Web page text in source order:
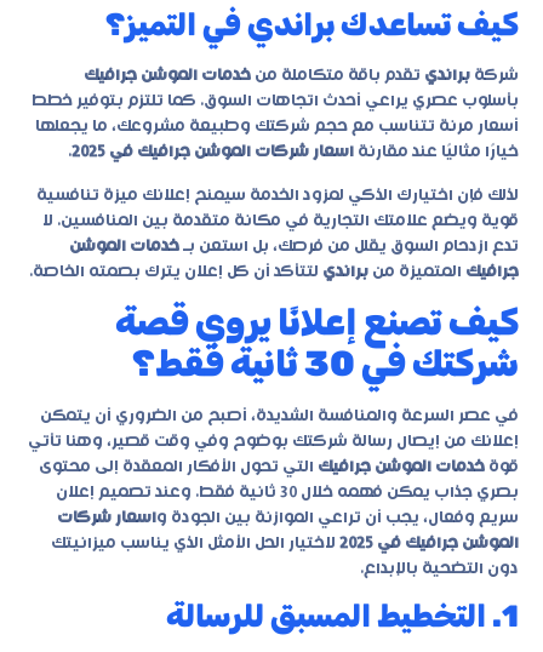
كيف تساعدك براندي في التميز؟
شركة براندي تقدم باقة متكاملة من خدمات الموشن جرافيك
بأسلوب عصري يراعي أحدث اتجاهات السوق. كما تلتزم بتوفير خطط
أسعار مرنة تتناسب مع حجم شركتك وطبيعة مشروعك، ما يجعلها
خيارًا مثاليًا عند مقارنة اسعار شركات الموشن جرافيك في 2025 .
لذلك فإن اختيارك الذكي لمزود الخدمة سيمنح إعلانك ميزة تنافسية
قوية ويضع علامتك التجارية في مكانة متقدمة بين المنافسين. لا
تدع ازدحام السوق يقلل من فرصك، بل استعن بـ خدمات الموشن
جرافيك المتميزة من براندي لتتأكد أن كل إعلان يترك بصمته الخاصة.
كيف تصنع إعلانًا يروي قصة
شركتك في 30 ثانية فقط؟
في عصر السرعة والمنافسة الشديدة، أصبح من الضروري أن يتمكن
إعلانك من إيصال رسالة شركتك بوضوح وفي وقت قصير، وهنا تأتي
قوة خدمات الموشن جرافيك التي تحول الأفكار المعقدة إلى محتوى
بصري جذاب يمكن فهمه خلال 30 ثانية فقط. وعند تصميم إعلان
سريع وفعال، يجب أن تراعي الموازنة بين الجودة واسعار شركات
الموشن جرافيك في 2025
لاختيار الحل الأمثل الذي يناسب ميزانيتك
دون التضحية بالإبداع.
1. التخطيط المسبق للرسالة